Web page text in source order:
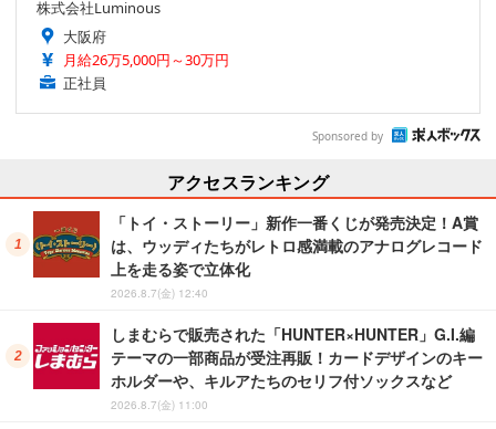
株式会社Luminous
大阪府
月給26万5,000円～30万円
正社員
Sponsored by
アクセスランキング
「トイ・ストーリー」新作一番くじが発売決定！A賞
は、ウッディたちがレトロ感満載のアナログレコード
上を走る姿で立体化
2026.8.7(金) 12:40
しまむらで販売された「HUNTER×HUNTER」G.I.編
テーマの一部商品が受注再販！カードデザインのキー
ホルダーや、キルアたちのセリフ付ソックスなど
2026.8.7(金) 11:00